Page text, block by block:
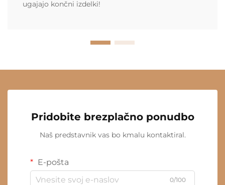
ugajajo končni izdelki!
Pridobite brezplačno ponudbo
Naš predstavnik vas bo kmalu kontaktiral.
E-pošta
0/100